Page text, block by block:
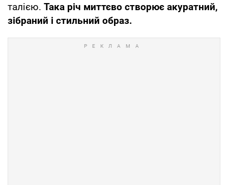
талією. Така річ миттєво створює акуратний,
зібраний і стильний образ.